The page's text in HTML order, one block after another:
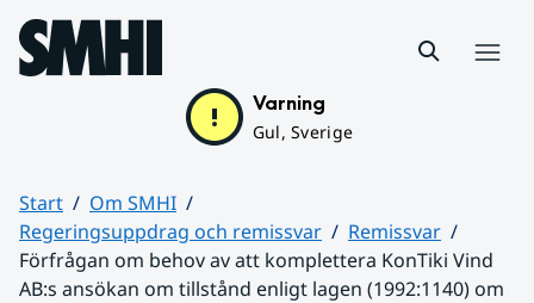
Hoppa till sidans innehåll
Varning
Gul, Sverige
Start
Om SMHI
Regeringsuppdrag och remissvar
Remissvar
Förfrågan om behov av att komplettera KonTiki Vind
AB:s ansökan om tillstånd enligt lagen (1992:1140) om